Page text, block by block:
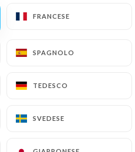
FRANCESE
SPAGNOLO
TEDESCO
SVEDESE
FRANCESE
SPAGNOLO
TEDESCO
SVEDESE